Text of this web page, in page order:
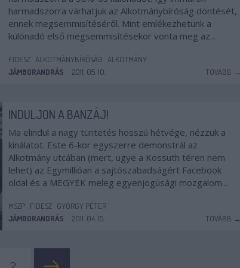
harmadszorra várhatjuk az Alkotmánybíróság döntését,
ennek megsemmisítéséről. Mint emlékezhetünk a
különadó első megsemmisítésekor vonta meg az...
FIDESZ ALKOTMÁNYBÍRÓSÁG
ALKOTMÁNY
JÁMBORANDRÁS
2011. 05. 10. TOVÁBB →
INDULJON A BANZÁJ!
Ma elindul a nagy tüntetés hosszú hétvége, nézzük a
kínálatot. Este 6-kor egyszerre demonstrál az
Alkotmány utcában (mert, ugye a Kossuth téren nem
lehet) az Egymillióan a sajtószabadságért Facebook
oldal és a MEGYEK meleg egyenjogúsági mozgalom...
MSZP FIDESZ GYÖRGY PÉTER
JÁMBORANDRÁS
2011. 04. 15. TOVÁBB →